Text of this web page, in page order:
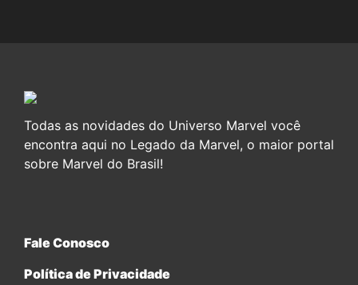
Todas as novidades do Universo Marvel você
encontra aqui no Legado da Marvel, o maior portal
sobre Marvel do Brasil!
Fale Conosco
Política de Privacidade